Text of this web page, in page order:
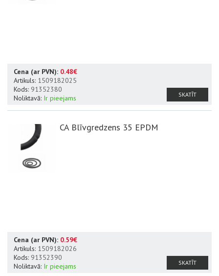
Cena (ar PVN): 0.48€
Artikuls: 1509182025
Kods: 91352380
Noliktavā: Ir pieejams SKATĪT
CA Blīvgredzens 35 EPDM
Cena (ar PVN): 0.59€
Artikuls: 1509182026
Kods: 91352390
Noliktavā: Ir pieejams SKATĪT